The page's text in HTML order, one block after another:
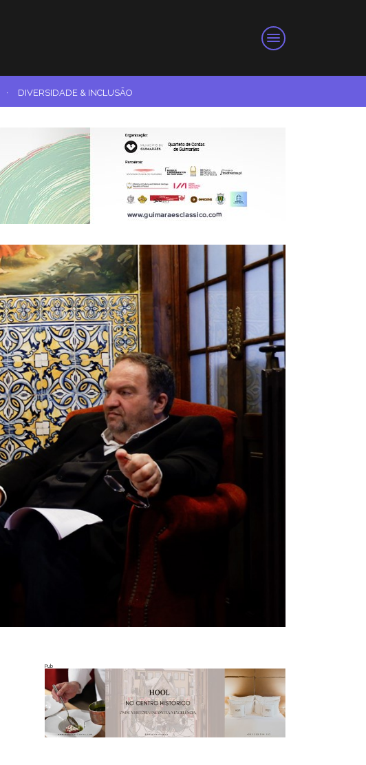
· DIVERSIDADE & INCLUSÃO
Pub